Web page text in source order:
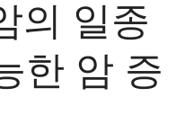
의 일종
한 암 증